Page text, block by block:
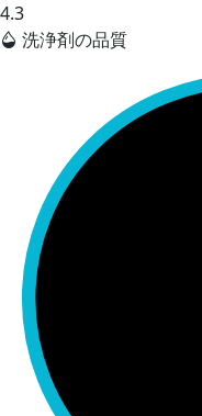
4.3
洗浄剤の品質